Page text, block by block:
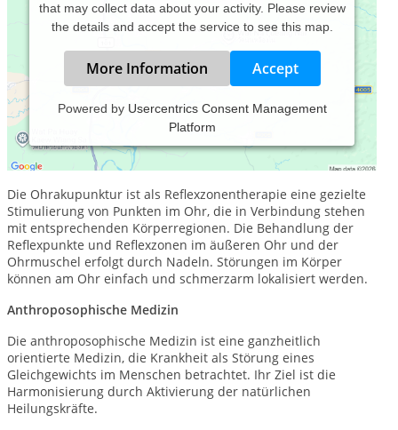
that may collect data about your activity. Please review
the details and accept the service to see this map.
More Information Accept
Powered by Usercentrics Consent Management
Platform
einfach - klar - herzlich
Ohrakupunktur
Die Ohrakupunktur ist als Reflexzonentherapie eine gezielte
Stimulierung von Punkten im Ohr, die in Verbindung stehen
mit entsprechenden Körperregionen. Die Behandlung der
Reflexpunkte und Reflexzonen im äußeren Ohr und der
Ohrmuschel erfolgt durch Nadeln. Störungen im Körper
können am Ohr einfach und schmerzarm lokalisiert werden.
Anthroposophische Medizin
Die anthroposophische Medizin ist eine ganzheitlich
orientierte Medizin, die Krankheit als Störung eines
Gleichgewichts im Menschen betrachtet. Ihr Ziel ist die
Harmonisierung durch Aktivierung der natürlichen
Heilungskräfte.